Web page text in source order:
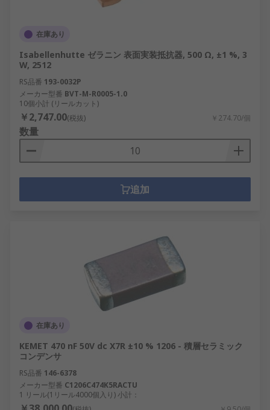
在庫あり
Isabellenhutte ゼラニン 表面実装抵抗器, 500 Ω, ±1 %, 3
W, 2512
RS品番 193-0032P
メーカー型番 BVT-M-R0005-1.0
10個小計 (リールカット)
￥2,747.00(税抜) ￥274.70/個
数量
追加
在庫あり
KEMET 470 nF 50V dc X7R ±10 % 1206 - 積層セラミック
コンデンサ
RS品番 146-6378
メーカー型番 C1206C474K5RACTU
1 リール(1リール4000個入り) 小計：